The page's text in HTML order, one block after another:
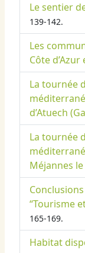
Le sentier
139-142.
Les
Côte
La tournée
d’Atuech
La tournée
Méjannes
“Tourisme
165-169.
Habitat